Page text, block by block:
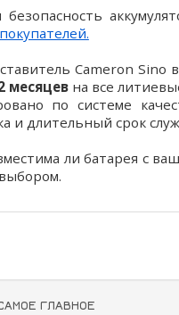
Cameron Sino
месяцевна все
по системе
и длительный срок
ли батарея с
ГЛАВНОЕ